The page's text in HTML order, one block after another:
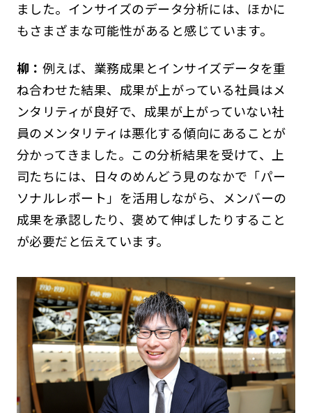
ました。インサイズのデータ分析には、ほかに
もさまざまな可能性があると感じています。
柳： 例えば、業務成果とインサイズデータを重
ね合わせた結果、成果が上がっている社員はメ
ンタリティが良好で、成果が上がっていない社
員のメンタリティは悪化する傾向にあることが
分かってきました。この分析結果を受けて、上
司たちには、日々のめんどう見のなかで「パー
ソナルレポート」を活用しながら、メンバーの
成果を承認したり、褒めて伸ばしたりすること
が必要だと伝えています。